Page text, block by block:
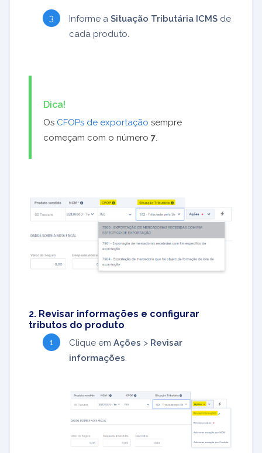
Informe a Situação Tributária ICMS de
cada produto.
Dica!
Os CFOPs de exportação sempre
começam com o número 7.
2. Revisar informações e configurar
tributos do produto
Clique em Ações > Revisar
informações